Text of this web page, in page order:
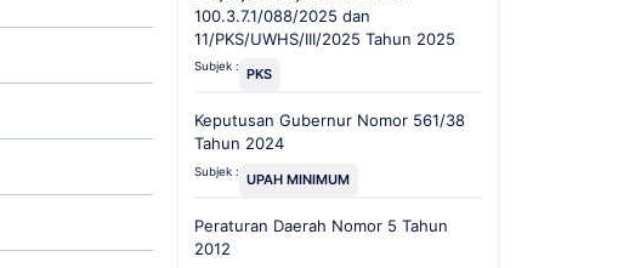
100.3.7.1/088/2025 dan
11/PKS/UWHS/III/2025 Tahun 2025
Subjek : PKS
Keputusan Gubernur Nomor 561/38
Tahun 2024
Subjek : UPAH MINIMUM
Peraturan Daerah Nomor 5 Tahun
2012